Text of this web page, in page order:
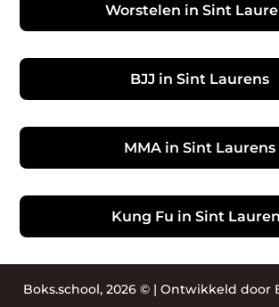
Worstelen in Sint
BJJ in Sint Laurens
MMA in Sint Laurens
Kung Fu in Sint
Boks.school, 2026 © | Ontwikkeld door